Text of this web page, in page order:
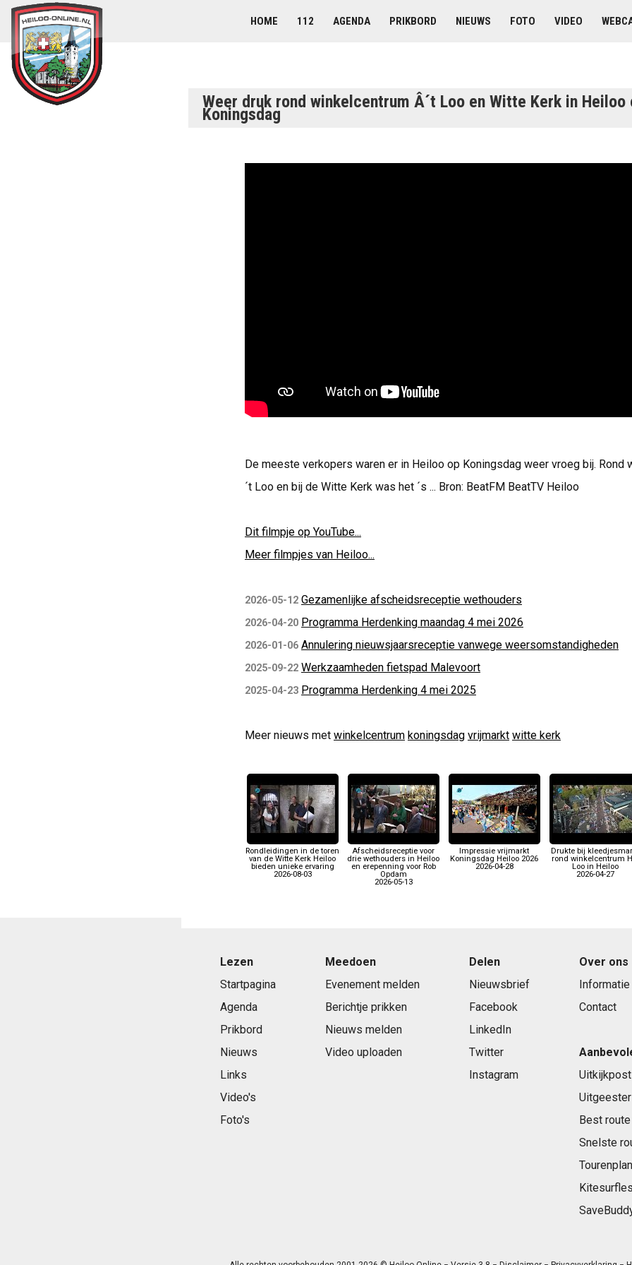
HOME 112 AGENDA PRIKBORD NIEUWS FOTO VIDEO
Weer druk rond winkelcentrum Â´t Loo en Witte Kerk in
Koningsdag
De meeste verkopers waren er in Heiloo op Koningsdag weer vroeg bij. Rond
´t Loo en bij de Witte Kerk was het ´s ... Bron: BeatFM BeatTV Heiloo
Dit filmpje op YouTube...
Meer filmpjes van Heiloo...
2026-05-12 Gezamenlijke afscheidsreceptie wethouders
2026-04-20 Programma Herdenking maandag 4 mei 2026
2026-01-06 Annulering nieuwsjaarsreceptie vanwege weersomstandigheden
2025-09-22 Werkzaamheden fietspad Malevoort
2025-04-23 Programma Herdenking 4 mei 2025
Meer nieuws met winkelcentrum koningsdag vrijmarkt witte kerk
Rondleidingen in de toren
van de Witte Kerk Heiloo
bieden unieke ervaring
2026-08-03
Afscheidsreceptie voor
drie wethouders in Heiloo
en erepenning voor Rob
Opdam
2026-05-13
Impressie vrijmarkt
Koningsdag Heiloo 2026
2026-04-28
Drukte bij
rond winkelcentrum
Loo in Heiloo
2026-04-27
Lezen
Startpagina
Agenda
Prikbord
Nieuws
Links
Video's
Foto's
Meedoen
Evenement melden
Berichtje prikken
Nieuws melden
Video uploaden
Delen
Nieuwsbrief
Facebook
LinkedIn
Twitter
Instagram
Over ons
Informatie
Contact
Uitkijkpost
Uitgeester
Best
Snelste
Kitesurfles